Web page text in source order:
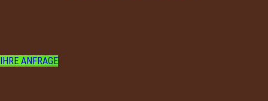
IHRE ANFRAGE